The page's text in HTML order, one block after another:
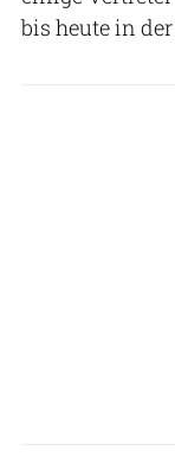
bis heute in